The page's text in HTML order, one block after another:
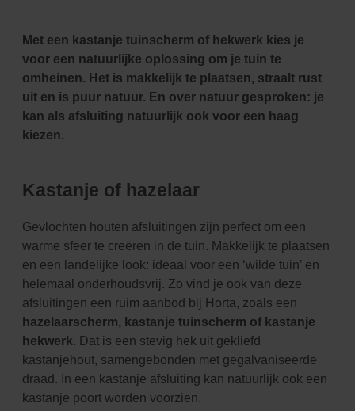
Met een kastanje tuinscherm of hekwerk kies je
voor een natuurlijke oplossing om je tuin te
omheinen. Het is makkelijk te plaatsen, straalt rust
uit en is puur natuur. En over natuur gesproken: je
kan als afsluiting natuurlijk ook voor een haag
kiezen.
Kastanje of hazelaar
Gevlochten houten afsluitingen zijn perfect om een
warme sfeer te creëren in de tuin. Makkelijk te plaatsen
en een landelijke look: ideaal voor een ‘wilde tuin’ en
helemaal onderhoudsvrij. Zo vind je ook van deze
afsluitingen een ruim aanbod bij Horta, zoals een
hazelaarscherm, kastanje tuinscherm of kastanje
hekwerk. Dat is een stevig hek uit gekliefd
kastanjehout, samengebonden met gegalvaniseerde
draad. In een kastanje afsluiting kan natuurlijk ook een
kastanje poort worden voorzien.